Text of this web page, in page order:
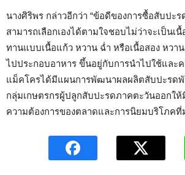
นางศิริพร กล่าวอีกว่า “ข้อดีของการซื้อสับปะ
สามารถเลือกเองได้ตามใจชอบไม่ว่าจะเป็นเ
ทานแบบเนื้อแก้ว หวาน ฉ่ำ หรือเนื้อสอง หวา
ไปประกอบอาหาร ขึ้นอยู่กับการนำไปใช้และ
แม็คโครได้มีแผนการพัฒนาผลผลิตสับปะรดพั
กลุ่มเกษตรกรผู้ปลูกสับปะรดภาคตะวันออกใ
ความต้องการของตลาดและการนิยมบริโภคที่